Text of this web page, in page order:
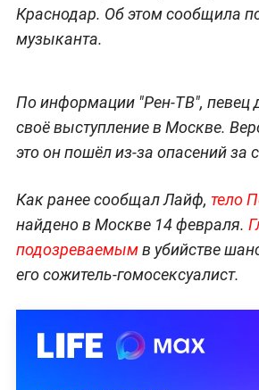
Краснодар. Об этом сообщила
музыканта.
По информации "Рен-ТВ", певец
своё выступление в Москве.
это он пошёл из-за опасений за
Как ранее сообщал Лайф, тело
найдено в Москве 14 февраля.
подозреваемымв убийстве
его сожитель-гомосексуалист.